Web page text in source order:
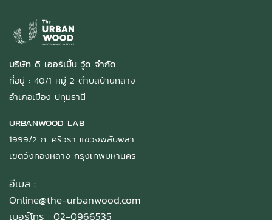
บริษัท ดิ เออร์เบิ้น วู้ด จำกัด
ที่อยู่ : 40/1 หมู่ 2 ตำบลบ้านกลาง
อำเภอเมือง ปทุมธานี
URBANWOOD LAB
1999/2 ถ. ศรีวรา แขวงพลับพลา
เขตวังทองหลาง กรุงเทพมหานคร
อีเมล :
Online@the-urbanwood.com
เบอร์โทร : 02-0966535